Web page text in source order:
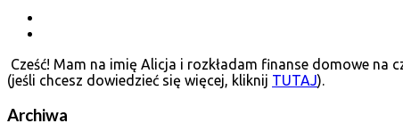
Cześć! Mam na imię Alicja i rozkładam finanse domowe na
(jeśli chcesz dowiedzieć się więcej, kliknij TUTAJ).
Archiwa